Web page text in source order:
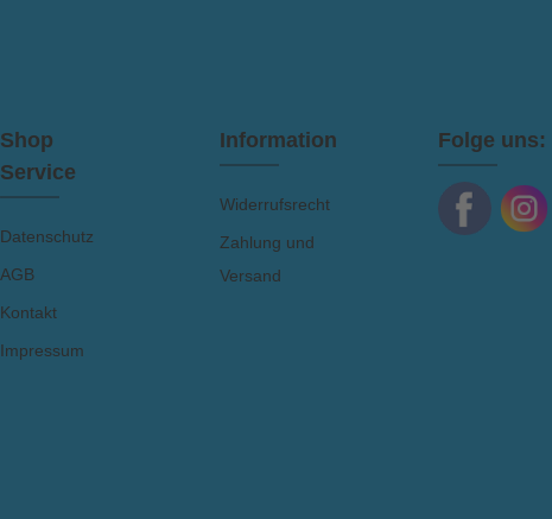
GürtelschlaufenUV Schutz 50+Material:
94% Polyamide / 6% Elastane
immer möglichPerformance-
Zusammenarbeit mit den besten
Athlet:innen des internationalen
SegelrennsportsZHIK steht für
Performance, Komfort und
Umweltbewusstsein – perfekt für
Folge uns:
Shop
Service
Datenschutz
AGB
Kontakt
Impressum
Information
Widerrufsrecht
Zahlung und
Versand